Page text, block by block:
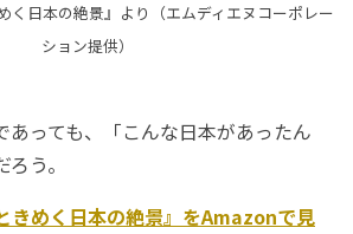
く日本の絶景』より（エムディエヌコーポレー
ション提供）
っても、「こんな日本があったん
う。
きめく日本の絶景』をAmazonで見